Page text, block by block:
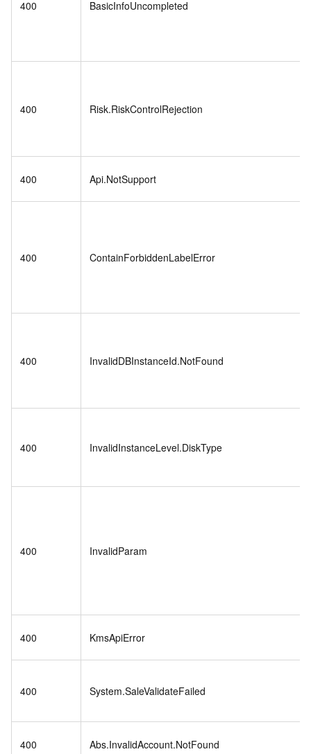
400 BasicInfoUncompleted
400 Risk.RiskControlRejection
400 Api.NotSupport
400 ContainForbiddenLabelError
400 InvalidDBInstanceId.NotFound
400 InvalidInstanceLevel.DiskType
400 InvalidParam
400 KmsApiError
400 System.SaleValidateFailed
400 Abs.InvalidAccount.NotFound